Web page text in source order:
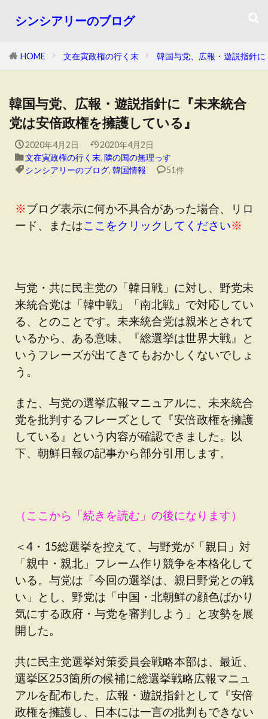
シンシアリーのブログ
HOME 文在寅政権の行く末 韓国与党、広報・遊説指針
韓国与党、広報・遊説指針に『未来統合
党は安倍政権を擁護している』
2020年4月2日
2020年4月2日
文在寅政権の行く末, 隣の国の無理っす
シンシアリーのブログ, 韓国情報 51件
※ブログ表示に何か不具合があった場合、リロ
ード、またはここをクリックしてください※
与党・共に民主党の「韓日戦」に対し、野党未
来統合党は「韓中戦」「南北戦」で対応してい
る、とのことです。未来統合党は親米とされて
いるから、ある意味、『総選挙は世界大戦』と
いうフレーズが出てきてもおかしくないでしょ
う。
また、与党の選挙広報マニュアルに、未来統合
党を批判するフレーズとして『安倍政権を擁護
している』という内容が確認できました。以
下、朝鮮日報の記事から部分引用します。
（ここから「続きを読む」の後になります）
＜4・15総選挙を控えて、与野党が「親日」対
「親中・親北」フレーム作り競争を本格化して
いる。与党は「今回の選挙は、親日野党との戦
い」とし、野党は「中国・北朝鮮の顔色ばかり
気にする政府・与党を審判しよう」と攻勢を展
開した。
共に民主党選挙対策委員会戦略本部は、最近、
選挙区253箇所の候補に総選挙戦略広報マニュ
アルを配布した。広報・遊説指針として『安倍
政権を擁護し、日本には一言の批判もできない